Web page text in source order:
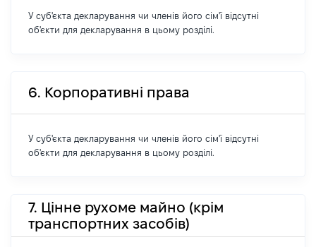
У суб'єкта декларування чи членів його сім'ї відсутні
об'єкти для декларування в цьому розділі.
6. Корпоративні права
У суб'єкта декларування чи членів його сім'ї відсутні
об'єкти для декларування в цьому розділі.
7. Цінне рухоме майно (крім
транспортних засобів)